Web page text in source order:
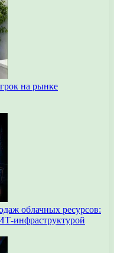
на рынке
облачных ресурсов:
инфраструктурой